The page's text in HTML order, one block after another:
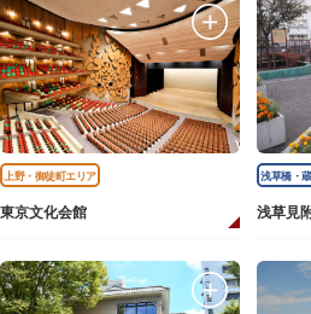
上野・御徒町エリア
東京文化会館
浅草橋・
浅草見